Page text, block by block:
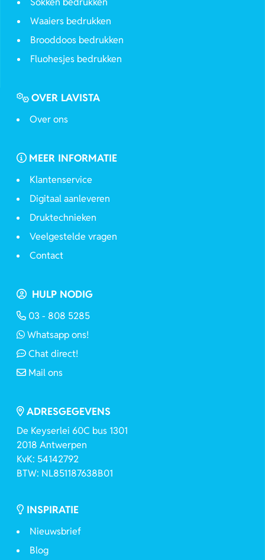
Waaiers bedrukken
Brooddoos bedrukken
Fluohesjes bedrukken
OVER LAVISTA
Over ons
MEER INFORMATIE
Klantenservice
Digitaal aanleveren
Druktechnieken
Veelgestelde vragen
Contact
HULP NODIG
03 - 808 5285
Whatsapp ons!
Chat direct!
Mail ons
ADRESGEGEVENS
De Keyserlei 60C bus 1301
2018 Antwerpen
KvK: 54142792
BTW: NL851187638B01
INSPIRATIE
Nieuwsbrief
Blog